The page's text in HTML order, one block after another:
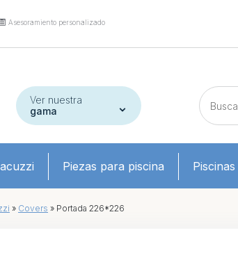
Asesoramiento personalizado
Ver nuestra
gama
Piezas para piscina Piscinas
» Covers » Portada 226*226